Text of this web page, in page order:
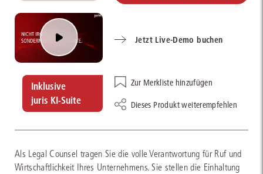
Inklusive
juris KI-Suite
Als Legal Counsel tragen Sie die volle Verantwortung für Ruf und
Wirtschaftlichkeit Ihres Unternehmens. Sie stellen die Einhaltung
Zur Merkliste hinzufügen
Dieses Produkt weiterempfehlen
Jetzt Live-Demo buchen